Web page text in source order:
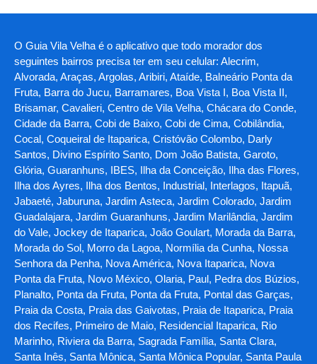
O Guia Vila Velha é o aplicativo que todo morador dos
seguintes bairros precisa ter em seu celular: Alecrim,
Alvorada, Araças, Argolas, Aribiri, Ataíde, Balneário Ponta da
Fruta, Barra do Jucu, Barramares, Boa Vista I, Boa Vista II,
Brisamar, Cavalieri, Centro de Vila Velha, Chácara do Conde,
Cidade da Barra, Cobi de Baixo, Cobi de Cima, Cobilândia,
Cocal, Coqueiral de Itaparica, Cristóvão Colombo, Darly
Santos, Divino Espírito Santo, Dom João Batista, Garoto,
Glória, Guaranhuns, IBES, Ilha da Conceição, Ilha das Flores,
Ilha dos Ayres, Ilha dos Bentos, Industrial, Interlagos, Itapuã,
Jabaeté, Jaburuna, Jardim Asteca, Jardim Colorado, Jardim
Guadalajara, Jardim Guaranhuns, Jardim Marilândia, Jardim
do Vale, Jockey de Itaparica, João Goulart, Morada da Barra,
Morada do Sol, Morro da Lagoa, Normília da Cunha, Nossa
Senhora da Penha, Nova América, Nova Itaparica, Nova
Ponta da Fruta, Novo México, Olaria, Paul, Pedra dos Búzios,
Planalto, Ponta da Fruta, Ponta da Fruta, Pontal das Garças,
Praia da Costa, Praia das Gaivotas, Praia de Itaparica, Praia
dos Recifes, Primeiro de Maio, Residencial Itaparica, Rio
Marinho, Riviera da Barra, Sagrada Família, Santa Clara,
Santa Inês, Santa Mônica, Santa Mônica Popular, Santa Paula